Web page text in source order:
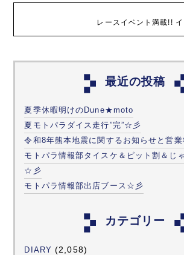
レースイベント満載!!
最近の投稿
夏季休暇明けのDune★moto
夏モトパラダイス走行”完”☆彡
令和8年熊本地震に関するお知らせと営業
モトパラ情報部タイスケ＆ピット割＆じ
☆彡
モトパラ情報部出店ブース☆彡
カテゴリー
DIARY (2,058)